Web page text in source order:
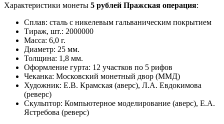
Характеристики монеты 5 рублей Пражская операция:
Сплав: сталь с никелевым гальваническим покрытием
Тираж, шт.: 2000000
Масса: 6,0 г.
Диаметр: 25 мм.
Толщина: 1,8 мм.
Оформление гурта: 12 участков по 5 рифов
Чеканка: Московский монетный двор (ММД)
Художник: Е.В. Крамская (аверс), Л.А. Евдокимова
(реверс)
Скульптор: Компьютерное моделирование (аверс), Е.А.
Ястребова (реверс)